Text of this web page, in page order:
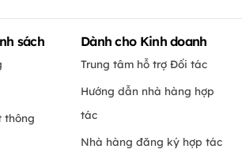
sách
thông
Dành cho Kinh doanh
Trung tâm hỗ trợ Đối tác
Hướng dẫn nhà hàng hợp
tác
Nhà hàng đăng ký hợp tác